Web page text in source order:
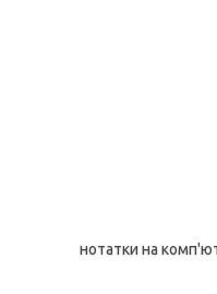
нотатки на